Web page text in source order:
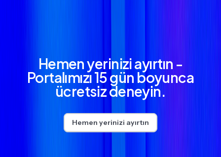
Hemen yerinizi ayırtın -
Portalımızı 15 gün boyunca
ücretsiz deneyin.
Hemen yerinizi ayırtın